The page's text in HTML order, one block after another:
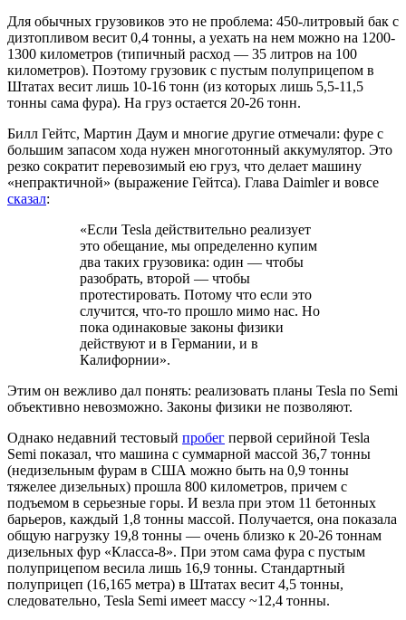
Для обычных грузовиков это не проблема: 450-литровый бак с
дизтопливом весит 0,4 тонны, а уехать на нем можно на 1200-
1300 километров (типичный расход — 35 литров на 100
километров). Поэтому грузовик с пустым полуприцепом в
Штатах весит лишь 10-16 тонн (из которых лишь 5,5-11,5
тонны сама фура). На груз остается 20-26 тонн.
Билл Гейтс, Мартин Даум и многие другие отмечали: фуре с
большим запасом хода нужен многотонный аккумулятор. Это
резко сократит перевозимый ею груз, что делает машину
«непрактичной» (выражение Гейтса). Глава Daimler и вовсе
сказал:
«Если Tesla действительно реализует
это обещание, мы определенно купим
два таких грузовика: один — чтобы
разобрать, второй — чтобы
протестировать. Потому что если это
случится, что-то прошло мимо нас. Но
пока одинаковые законы физики
действуют и в Германии, и в
Калифорнии».
Этим он вежливо дал понять: реализовать планы Tesla по Semi
объективно невозможно. Законы физики не позволяют.
Однако недавний тестовый пробег первой серийной Tesla
Semi показал, что машина с суммарной массой 36,7 тонны
(недизельным фурам в США можно быть на 0,9 тонны
тяжелее дизельных) прошла 800 километров, причем с
подъемом в серьезные горы. И везла при этом 11 бетонных
барьеров, каждый 1,8 тонны массой. Получается, она показала
общую нагрузку 19,8 тонны — очень близко к 20-26 тоннам
дизельных фур «Класса-8». При этом сама фура с пустым
полуприцепом весила лишь 16,9 тонны. Стандартный
полуприцеп (16,165 метра) в Штатах весит 4,5 тонны,
следовательно, Tesla Semi имеет массу ~12,4 тонны.